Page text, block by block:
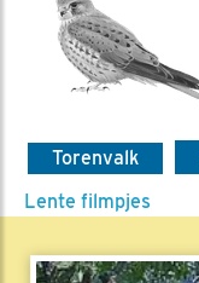
Torenvalk
Lente filmpjes